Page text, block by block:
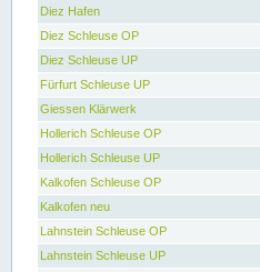
Diez Hafen
Diez Schleuse OP
Diez Schleuse UP
Fürfurt Schleuse UP
Giessen Klärwerk
Hollerich Schleuse OP
Hollerich Schleuse UP
Kalkofen Schleuse OP
Kalkofen neu
Lahnstein Schleuse OP
Lahnstein Schleuse UP